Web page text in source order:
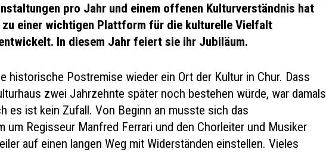
pro Jahr und einem offenen Kulturverständnis hat
zu einer wichtigen Plattform für die kulturelle Vielfalt
In diesem Jahr feiert sie ihr Jubiläum.
historische Postremise wieder ein Ort der Kultur in Chur. Dass
zwei Jahrzehnte später noch bestehen würde, war damals
es ist kein Zufall. Von Beginn an musste sich das
um Regisseur Manfred Ferrari und den Chorleiter und Musiker
auf einen langen Weg mit Widerständen einstellen. Vieles